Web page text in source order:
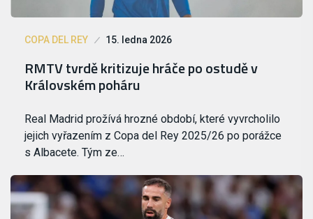
COPA DEL REY 15. ledna 2026
RMTV tvrdě kritizuje hráče po ostudě v
Královském poháru
Real Madrid prožívá hrozné období, které vyvrcholilo
jejich vyřazením z Copa del Rey 2025/26 po porážce
s Albacete. Tým ze…